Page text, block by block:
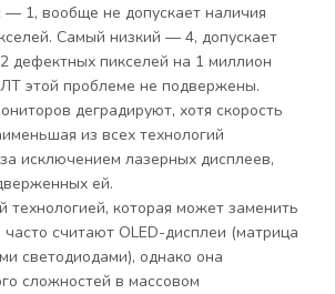
— 1, вообще не допускает наличия
Самый низкий — 4, допускает
дефектных пикселей на 1 миллион
этой проблеме не подвержены.
деградируют, хотя скорость
из всех технологий
исключением лазерных дисплеев,
ей.
технологией, которая может заменить
считают OLED-дисплеи (матрица
светодиодами), однако она
сложностей в массовом